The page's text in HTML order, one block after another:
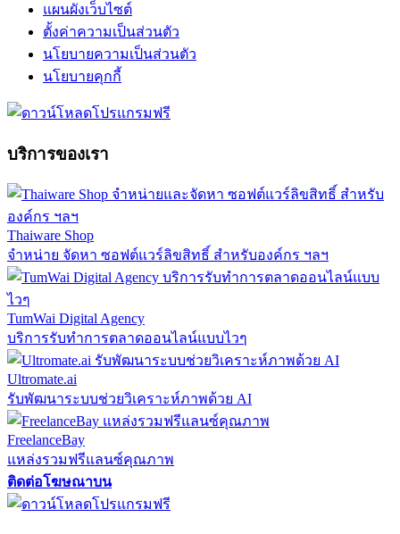
แผนผังเว็บไซต์
ตั้งค่าความเป็นส่วนตัว
นโยบายความเป็นส่วนตัว
นโยบายคุกกี้
บริการของเรา
Thaiware Shop
จำหน่าย จัดหา ซอฟต์แวร์ลิขสิทธิ์ สำหรับองค์กร ฯลฯ
TumWai Digital Agency
บริการรับทำการตลาดออนไลน์แบบไวๆ
Ultromate.ai
รับพัฒนาระบบช่วยวิเคราะห์ภาพด้วย AI
FreelanceBay
แหล่งรวมฟรีแลนซ์คุณภาพ
ติดต่อโฆษณาบน